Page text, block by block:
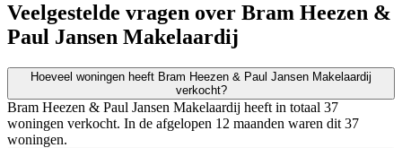
Veelgestelde vragen over Bram Heezen &
Paul Jansen Makelaardij
Hoeveel woningen heeft Bram Heezen & Paul Jansen Makelaardij
verkocht?
Bram Heezen & Paul Jansen Makelaardij heeft in totaal 37
woningen verkocht. In de afgelopen 12 maanden waren dit 37
woningen.